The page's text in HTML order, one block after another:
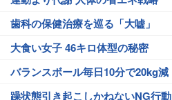
歯科の保健治療を巡る「大嘘」
大食い女子 46キロ体型の秘密
バランスボール毎日10分で20kg減
躁状態引き起こしかねないNG行動